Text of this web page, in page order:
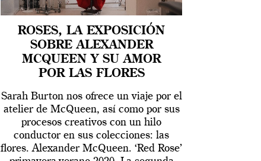
ROSES, LA EXPOSICIÓN
SOBRE ALEXANDER
MCQUEEN Y SU AMOR
POR LAS FLORES
Sarah Burton nos ofrece un viaje por el
atelier de McQueen, así como por sus
procesos creativos con un hilo
conductor en sus colecciones: las
flores. Alexander McQueen. ‘Red Rose’